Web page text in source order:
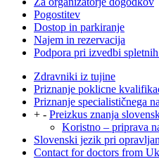
Pogostitev
Dostop in parkiranje
Najem in rezervacija
Podpora pri izvedbi
Zdravniki iz tujine
Priznanje poklicne
Priznanje specialističnega
+ - Preizkus znanja
Koristno – priprava
Slovenski jezik pri
Contact for doctors from